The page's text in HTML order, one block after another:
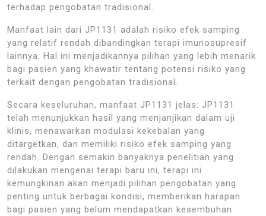
terhadap pengobatan tradisional.
Manfaat lain dari JP1131 adalah risiko efek samping
yang relatif rendah dibandingkan terapi imunosupresif
lainnya. Hal ini menjadikannya pilihan yang lebih menarik
bagi pasien yang khawatir tentang potensi risiko yang
terkait dengan pengobatan tradisional.
Secara keseluruhan, manfaat JP1131 jelas: JP1131
telah menunjukkan hasil yang menjanjikan dalam uji
klinis, menawarkan modulasi kekebalan yang
ditargetkan, dan memiliki risiko efek samping yang
rendah. Dengan semakin banyaknya penelitian yang
dilakukan mengenai terapi baru ini, terapi ini
kemungkinan akan menjadi pilihan pengobatan yang
penting untuk berbagai kondisi, memberikan harapan
bagi pasien yang belum mendapatkan kesembuhan